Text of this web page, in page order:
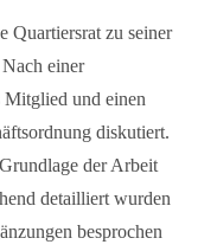
Quartiersrat zu seiner
einer
Mitglied und einen
diskutiert.
der Arbeit
detailliert wurden
besprochen